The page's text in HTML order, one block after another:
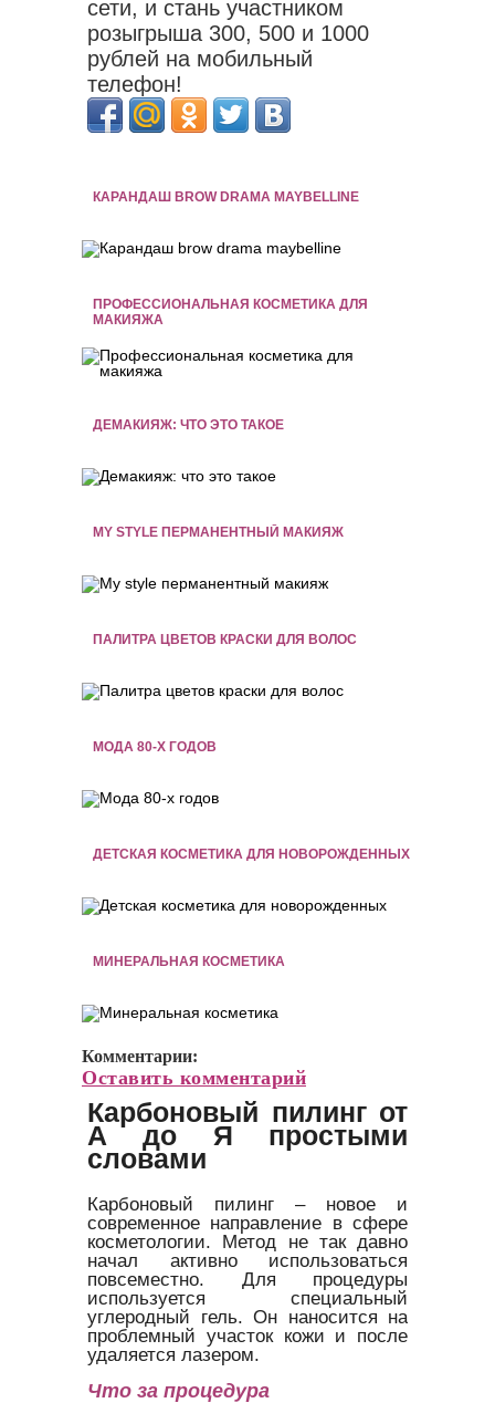
сети, и стань участником
розыгрыша 300, 500 и 1000
рублей на мобильный
телефон!
КАРАНДАШ BROW DRAMA MAYBELLINE
ПРОФЕССИОНАЛЬНАЯ КОСМЕТИКА ДЛЯ
МАКИЯЖА
ДЕМАКИЯЖ: ЧТО ЭТО ТАКОЕ
MY STYLE ПЕРМАНЕНТНЫЙ МАКИЯЖ
ПАЛИТРА ЦВЕТОВ КРАСКИ ДЛЯ ВОЛОС
МОДА 80-Х ГОДОВ
ДЕТСКАЯ КОСМЕТИКА ДЛЯ НОВОРОЖДЕННЫХ
МИНЕРАЛЬНАЯ КОСМЕТИКА
Комментарии:
Оставить комментарий
Карбоновый пилинг от
А до Я простыми
словами
Карбоновый пилинг – новое и
современное направление в сфере
косметологии. Метод не так давно
начал активно использоваться
повсеместно. Для процедуры
используется специальный
углеродный гель. Он наносится на
проблемный участок кожи и после
удаляется лазером.
Что за процедура